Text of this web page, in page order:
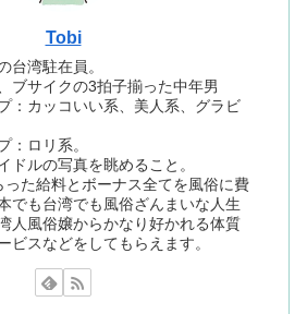
Tobi
台湾駐在員。
ブサイクの3拍子揃った中年男
：カッコいい系、美人系、グラビ
：ロリ系。
ドルの写真を眺めること。
った給料とボーナス全てを風俗に費
でも台湾でも風俗ざんまいな人生
人風俗嬢からかなり好かれる体質
ビスなどをしてもらえます。